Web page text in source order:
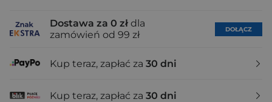
Dostawa za 0 zł dla
zamówień od 99 zł
DOŁĄCZ
Kup teraz, zapłać za 30 dni
Kup teraz, zapłać za 30 dni